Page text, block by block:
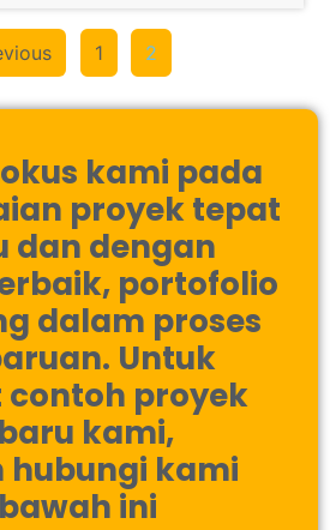
1 2
kami pada
proyek tepat
dan dengan
portofolio
dalam proses
Untuk
proyek
kami,
hubungi kami
ini